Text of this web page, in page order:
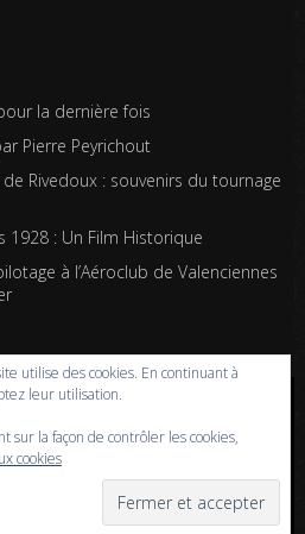
la dernière fois
Pierre Peyrichout
Rivedoux : souvenirs du tournage
1928 : Un Film Historique
à l’Aéroclub de Valenciennes
Themes
Histoires de l’aviation
Contrôle aérien
Politique de confidentialité
utilise des cookies. En continuant à
leur utilisation.
sur la façon de contrôler les cookies,
cookies